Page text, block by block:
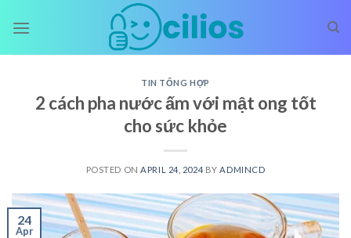
TIN TỔNG HỢP
2 cách pha nước ấm với mật ong tốt
cho sức khỏe
POSTED ON APRIL 24, 2024 BY ADMINCD
24
Apr